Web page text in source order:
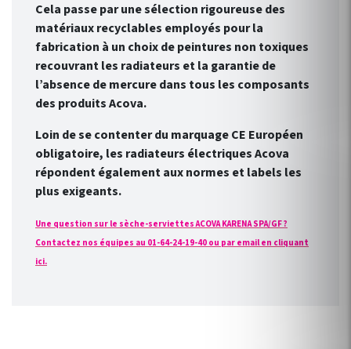
Cela passe par une sélection rigoureuse des
matériaux recyclables employés pour la
fabrication à un choix de peintures non toxiques
recouvrant les radiateurs et la garantie de
l’absence de mercure dans tous les composants
des produits Acova.
Loin de se contenter du marquage CE Européen
obligatoire, les radiateurs électriques Acova
répondent également aux normes et labels les
plus exigeants.
Une question sur le sèche-serviettes ACOVA KARENA SPA/GF ?
Contactez nos équipes au 01-64-24-19-40 ou par email en cliquant
ici.